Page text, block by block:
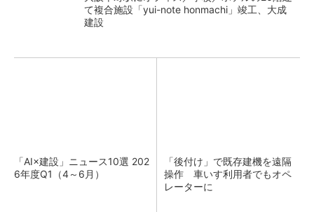
て複合施設「yui-note honmachi」竣工、大成
建設
「AI×建設」ニュース10選 202
6年度Q1（4～6月）
「後付け」で既存建機を遠隔
操作 車いす利用者でもオペ
レーターに